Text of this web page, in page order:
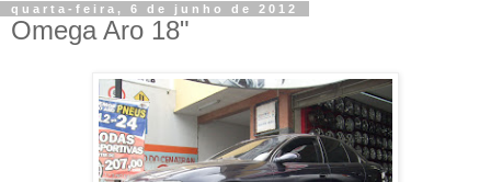
quarta-feira, 6 de junho de 2012
Omega Aro 18"